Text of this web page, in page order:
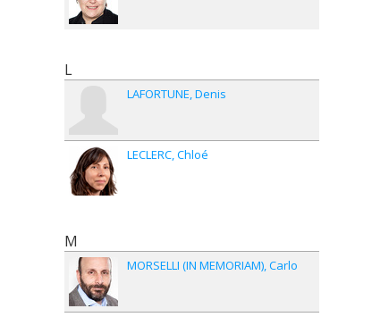
L
LAFORTUNE Denis
LECLERC Chloé
M
MORSELLI (IN MEMORIAM) Carlo